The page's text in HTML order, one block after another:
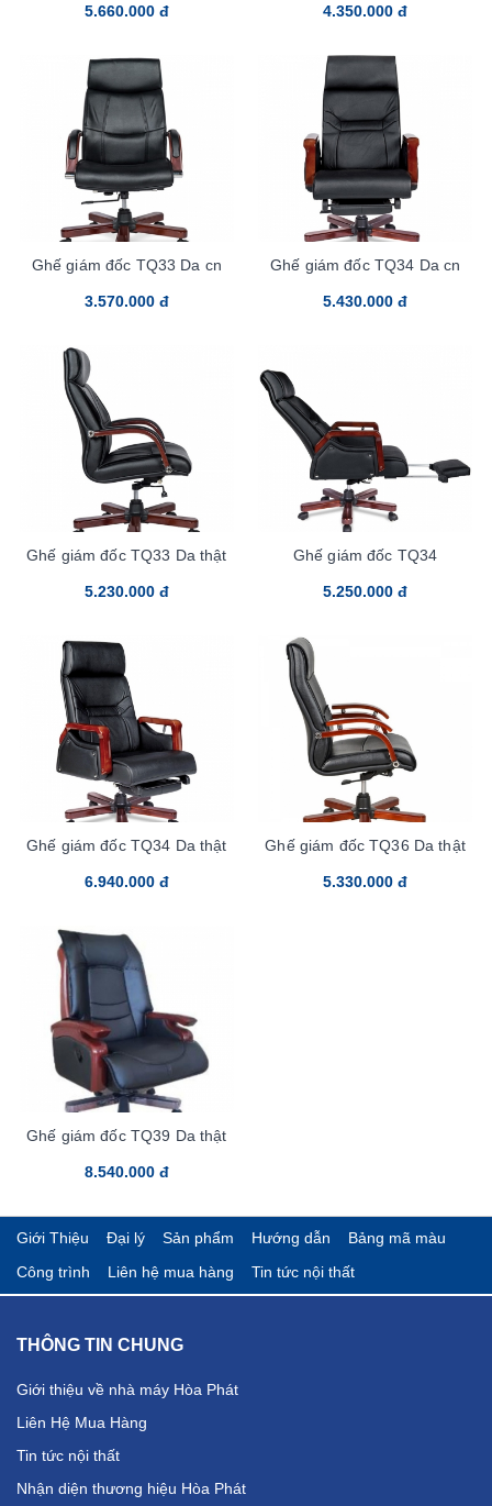
5.660.000 đ 4.350.000 đ
Ghế giám đốc TQ33 Da cn
3.570.000 đ
Ghế giám đốc TQ34 Da cn
5.430.000 đ
Ghế giám đốc TQ33 Da thật
5.230.000 đ
Ghế giám đốc TQ34
5.250.000 đ
Ghế giám đốc TQ34 Da thật
6.940.000 đ
Ghế giám đốc TQ36 Da thật
5.330.000 đ
Ghế giám đốc TQ39 Da thật
8.540.000 đ
Giới Thiệu Đại lý Sản phẩm Hướng dẫn
Bảng mã màu
Công trình
Liên hệ mua hàng Tin tức nội thất
THÔNG TIN CHUNG
Giới thiệu về nhà máy Hòa Phát
Liên Hệ Mua Hàng
Tin tức nội thất
Nhận diện thương hiệu Hòa Phát